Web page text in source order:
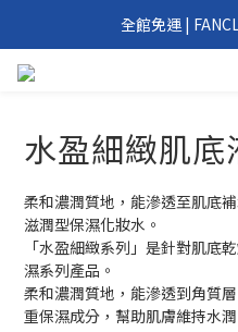
我們回來了！6/1
全館免運 |
滿 2000 元、4000 元即享
水盈細緻肌底
柔和濃潤質地，能滲透至肌底
滋潤型保濕化妝水。
「水盈細緻系列」是針對肌底
濕系列產品。
柔和濃潤質地，能滲透到角質
重保濕成分，幫助肌膚維持水